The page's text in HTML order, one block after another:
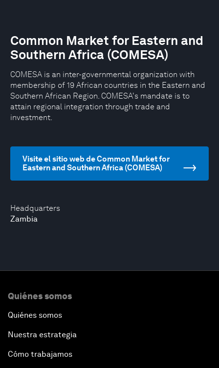
Headquarters
Zambia
Common Market for Eastern and
Southern Africa (COMESA)
COMESA is an inter-governmental organization with
membership of 19 African countries in the Eastern and
Southern African Region. COMESA's mandate is to
attain regional integration through trade and
investment.
Visite el sitio web de Common Market for
Eastern and Southern Africa (COMESA)
Quiénes somos
Quiénes somos
Nuestra estrategia
Cómo trabajamos